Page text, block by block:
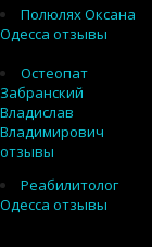
Полюлях Оксана
Одесса отзывы
Остеопат
Забранский
Владислав
Владимирович
отзывы
Реабилитолог
Одесса отзывы